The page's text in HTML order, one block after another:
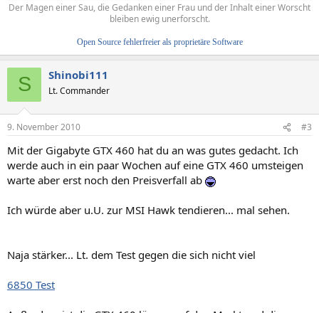
Der Magen einer Sau, die Gedanken einer Frau und der Inhalt einer Worscht
bleiben ewig unerforscht.
Open Source fehlerfreier als proprietäre Software
S Shinobi111
Lt. Commander
9. November 2010 #3
Mit der Gigabyte GTX 460 hat du an was gutes gedacht. Ich
werde auch in ein paar Wochen auf eine GTX 460 umsteigen
warte aber erst noch den Preisverfall ab
Ich würde aber u.U. zur MSI Hawk tendieren... mal sehen.
Naja stärker... Lt. dem Test gegen die sich nicht viel
6850 Test